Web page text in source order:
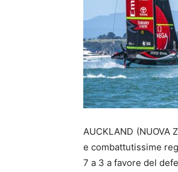
AUCKLAND (NUOVA
e combattutissime
7 a 3 a favore del